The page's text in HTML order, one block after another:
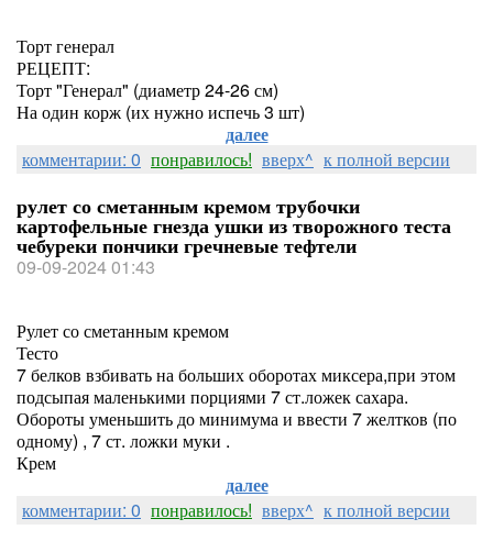
Торт генерал
РЕЦЕПТ:
Торт "Генерал" (диаметр 24-26 см)
На один корж (их нужно испечь 3 шт)
далее
комментарии: 0 понравилось! вверх^ к полной версии
рулет со сметанным кремом трубочки
картофельные гнезда ушки из творожного теста
чебуреки пончики гречневые тефтели
09-09-2024 01:43
Рулет со сметанным кремом
Тесто
7 белков взбивать на больших оборотах миксера,при этом
подсыпая маленькими порциями 7 ст.ложек сахара.
Обороты уменьшить до минимума и ввести 7 желтков (по
одному) , 7 ст. ложки муки .
Крем
далее
комментарии: 0 понравилось! вверх^ к полной версии